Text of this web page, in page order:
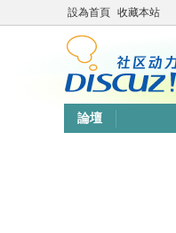
設為首頁 收藏本站
論壇